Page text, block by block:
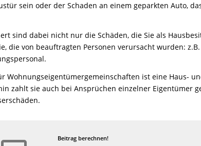
sein oder der Schaden an einem geparkten Auto,
sind dabei nicht nur die Schäden, die Sie als
die von beauftragten Personen verursacht wurden:
Wohnungseigentümergemeinschaften ist eine Haus-
zahlt sie auch bei Ansprüchen einzelner Eigentümer
Beitrag berechnen!